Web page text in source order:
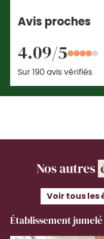
Avis proches
4.09/5
Sur 190 avis vérifiés
Nos autres
Voir tous les
Établissement jumelé